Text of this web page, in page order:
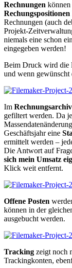
Rechnungen
Rechungspositionen
Rechnungen (auch
Projekt-
niemals eine schon
eingegeben werden!
Beim Druck wird die
und wenn gewünscht
Im Rechnungsarchiv
gefiltert werden. Da
Geschäftsjahr eine
ermittelt werden –
Die Antwort auf
sich mein Umsatz
Klick weit entfernt.
Offene Posten
können in der
ausgebucht werden.
Tracking zeigt noch
Trackingkonten,